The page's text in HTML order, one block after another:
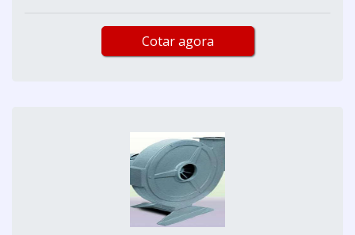
Cotar agora